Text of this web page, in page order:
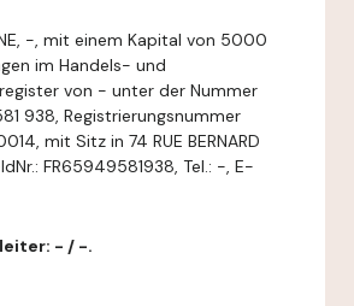
-, mit einem Kapital von 5000
im Handels- und
von - unter der Nummer
938, Registrierungsnummer
mit Sitz in 74 RUE BERNARD
FR65949581938, Tel.: -, E-
- / -.